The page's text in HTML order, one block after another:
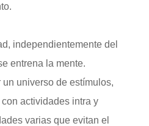
independientemente del
entrena la mente.
universo de estímulos,
actividades intra y
varias que evitan el